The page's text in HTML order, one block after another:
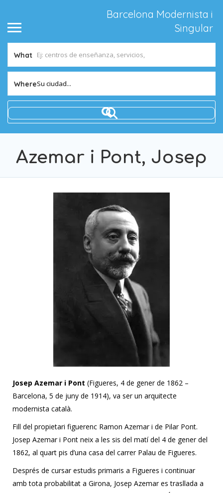
Barcelona Modernista i
Singular
What
WhereSu ciudad...
Azemar i Pont, Josep
Josep Azemar i Pont (Figueres, 4 de gener de 1862 –
Barcelona, 5 de juny de 1914), va ser un arquitecte
modernista català.
Fill del propietari figuerenc Ramon Azemar i de Pilar Pont.
Josep Azemar i Pont neix a les sis del matí del 4 de gener del
1862, al quart pis d’una casa del carrer Palau de Figueres.
Després de cursar estudis primaris a Figueres i continuar
amb tota probabilitat a Girona, Josep Azemar es trasllada a